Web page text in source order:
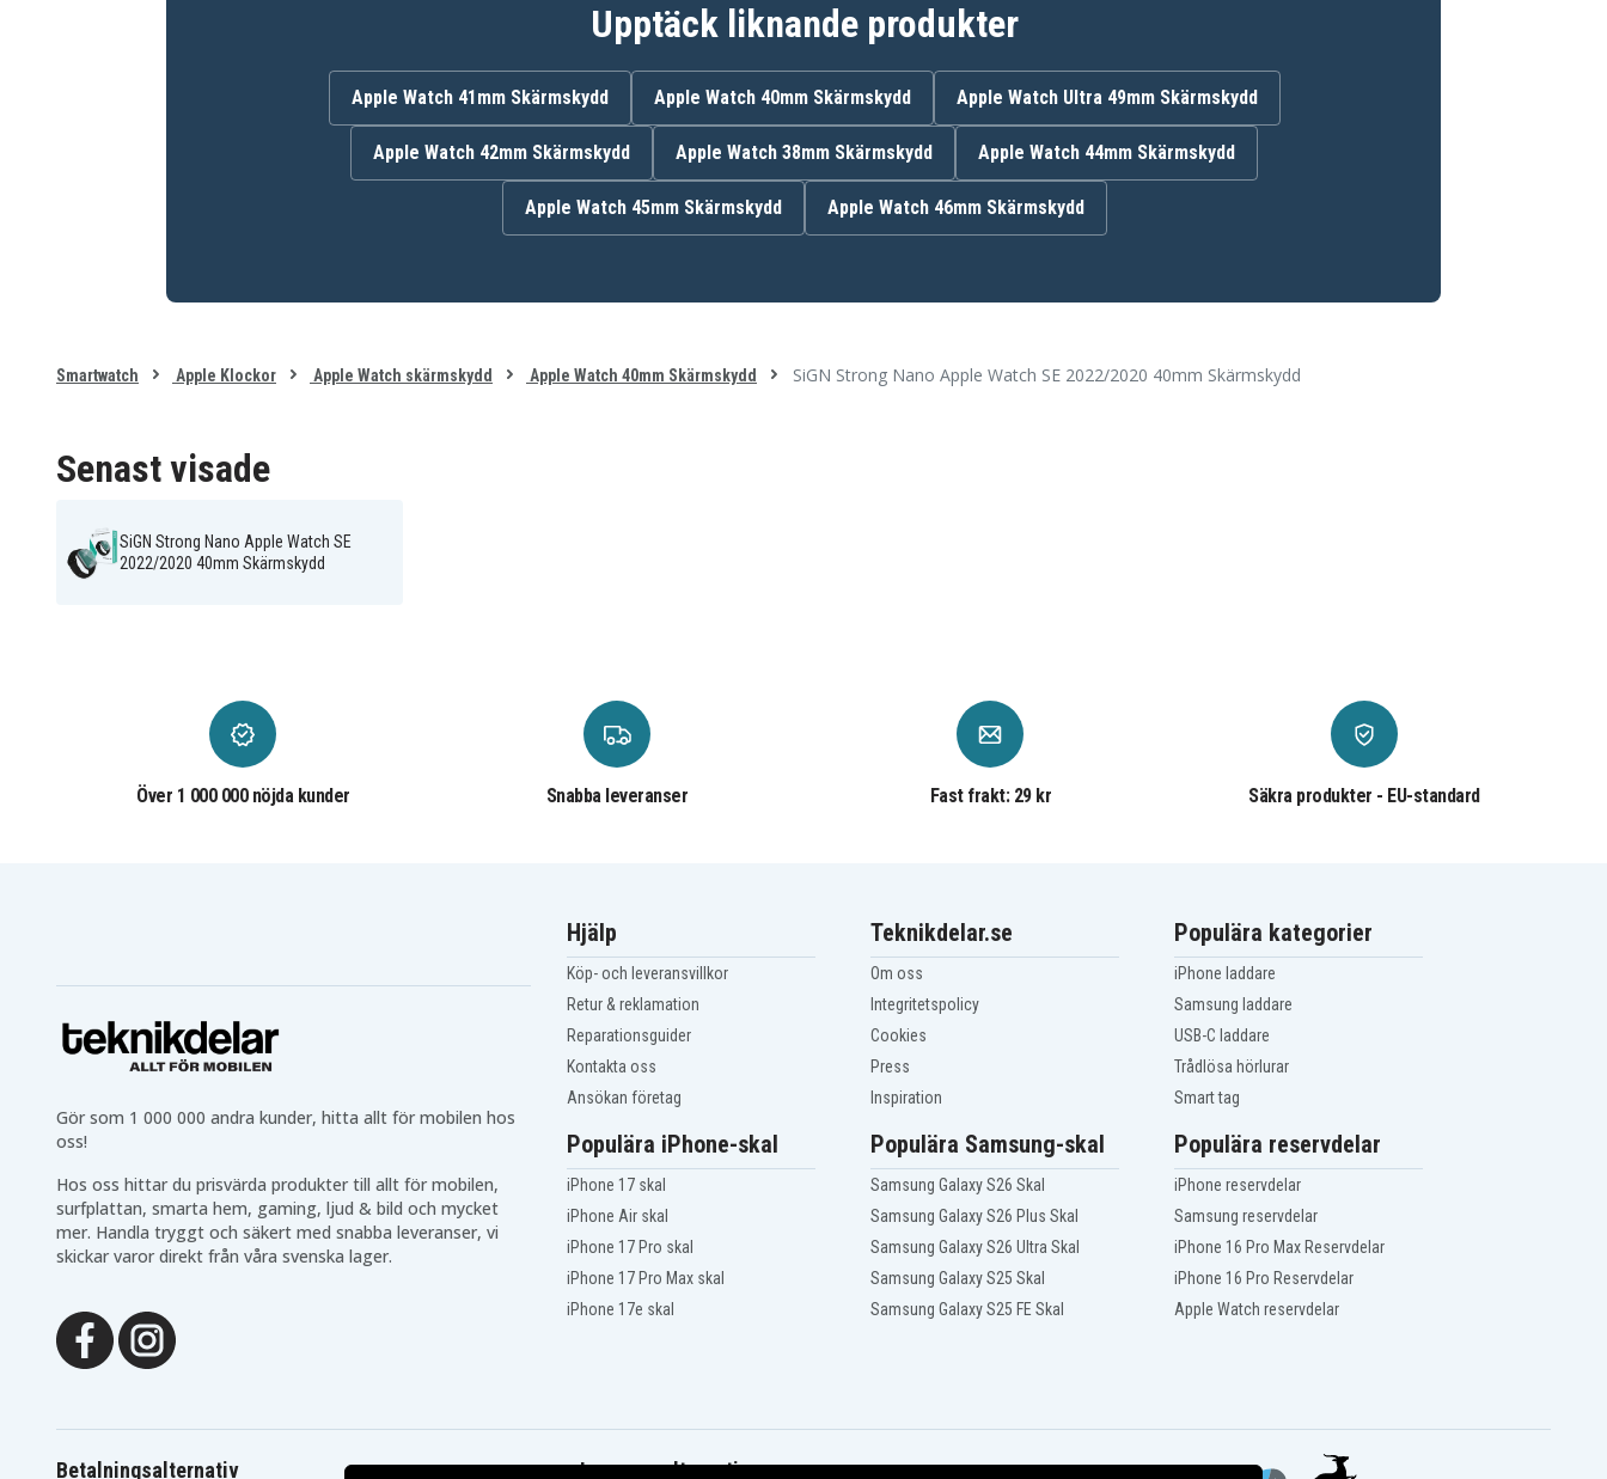
Upptäck liknande produkter
Apple Watch 41mm Skärmskydd Apple Watch 40mm Skärmskydd Apple Watch Ultra 49mm Skärmskydd
Apple Watch 42mm Skärmskydd Apple Watch 38mm Skärmskydd Apple Watch 44mm Skärmskydd
Apple Watch 45mm Skärmskydd Apple Watch 46mm Skärmskydd
Smartwatch Apple Klockor Apple Watch skärmskydd Apple Watch 40mm Skärmskydd SiGN Strong Nano Apple Watch SE 2022/2020 40mm Skärmskydd
Senast visade
SiGN Strong Nano Apple Watch SE
2022/2020 40mm Skärmskydd
Över 1 000 000 nöjda kunder Snabba leveranser Fast frakt: 29 kr Säkra produkter - EU-standard
Gör som 1 000 000 andra kunder, hitta allt för mobilen hos
oss!
Hos oss hittar du prisvärda produkter till allt för mobilen,
surfplattan, smarta hem, gaming, ljud & bild och mycket
mer. Handla tryggt och säkert med snabba leveranser, vi
skickar varor direkt från våra svenska lager.
Hjälp
Köp- och leveransvillkor
Retur & reklamation
Reparationsguider
Kontakta oss
Ansökan företag
Teknikdelar.se
Om oss
Integritetspolicy
Cookies
Press
Inspiration
Populära kategorier
iPhone laddare
Samsung laddare
USB-C laddare
Trådlösa hörlurar
Smart tag
Populära iPhone-skal
iPhone 17 skal
iPhone Air skal
iPhone 17 Pro skal
iPhone 17 Pro Max skal
iPhone 17e skal
Populära Samsung-skal
Samsung Galaxy S26 Skal
Samsung Galaxy S26 Plus Skal
Samsung Galaxy S26 Ultra Skal
Samsung Galaxy S25 Skal
Samsung Galaxy S25 FE Skal
Populära reservdelar
iPhone reservdelar
Samsung reservdelar
iPhone 16 Pro Max Reservdelar
iPhone 16 Pro Reservdelar
Apple Watch reservdelar
Betalningsalternativ Leveransalternativ